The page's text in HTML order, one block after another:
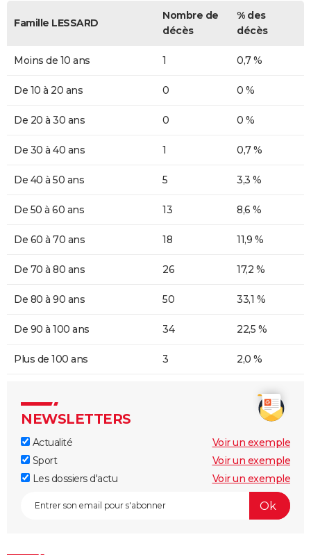
Famille LESSARD
Nombre de
décès
% des
décès
Moins de 10 ans 1 0,7 %
De 10 à 20 ans 0 0 %
De 20 à 30 ans 0 0 %
De 30 à 40 ans 1 0,7 %
De 40 à 50 ans 5 3,3 %
De 50 à 60 ans 13 8,6 %
De 60 à 70 ans 18 11,9 %
De 70 à 80 ans 26 17,2 %
De 80 à 90 ans 50 33,1 %
De 90 à 100 ans 34 22,5 %
Plus de 100 ans 3 2,0 %
NEWSLETTERS
Actualité
Voir un exemple
Sport
Voir un exemple
Les dossiers d'actu
Voir un exemple